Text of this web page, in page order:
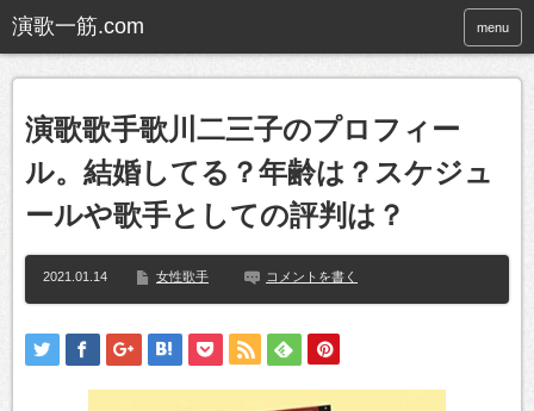
menu
演歌歌手歌川二三子のプロフィー
ル。結婚してる？年齢は？スケジュ
ールや歌手としての評判は？
2021.01.14 女性歌手 コメントを書く